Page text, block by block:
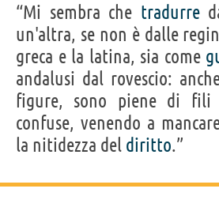
“Mi sembra che tradurre
un'altra, se non è dalle
greca e la latina, sia come
andalusi dal rovescio:
figure, sono piene di fili
confuse, venendo a
la nitidezza del diritto.”